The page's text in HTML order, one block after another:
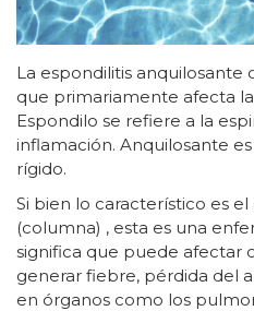
La espondilitis anquilosante
que primariamente afecta
Espondilo se refiere a la
inflamación. Anquilosante
rígido.
Si bien lo característico es
(columna) , esta es una
significa que puede afectar
generar fiebre, pérdida del
en órganos como los